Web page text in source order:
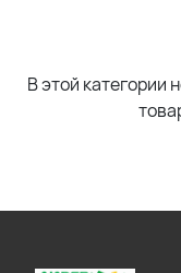
В этой категории